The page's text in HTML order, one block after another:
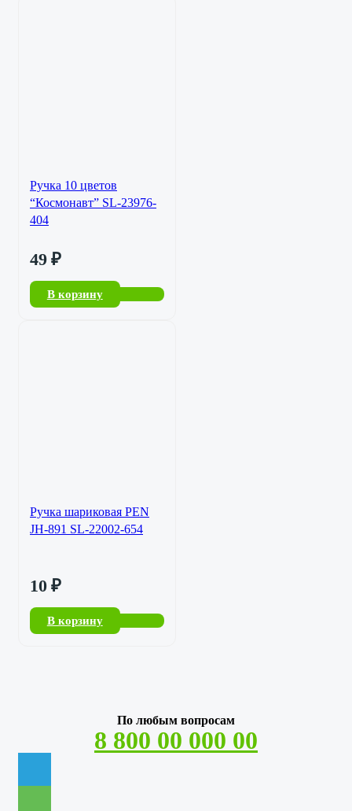
Ручка 10 цветов
“Космонавт” SL-23976-
404
49 ₽
В корзину
Ручка шариковая PEN
JH-891 SL-22002-654
10 ₽
В корзину
По любым вопросам
8 800 00 000 00